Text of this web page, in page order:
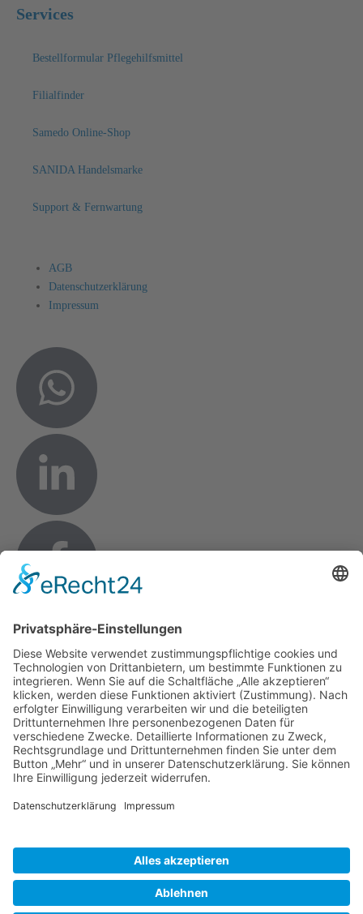
Services
Bestellformular Pflegehilfsmittel
Filialfinder
Samedo Online-Shop
SANIDA Handelsmarke
Support & Fernwartung
AGB
Datenschutzerklärung
Impressum